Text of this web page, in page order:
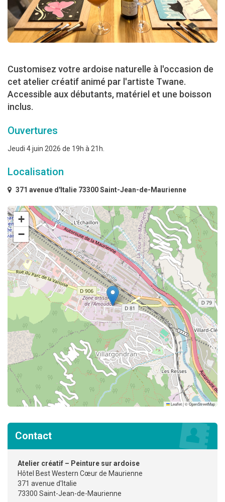
Customisez votre ardoise naturelle à l'occasion de
cet atelier créatif animé par l'artiste Twane.
Accessible aux débutants, matériel et une boisson
inclus.
Ouvertures
Jeudi 4 juin 2026 de 19h à 21h.
Localisation
371 avenue d'Italie 73300 Saint-Jean-de-Maurienne
+
−
Leaflet|©OpenStreetMap
Contact
Atelier créatif – Peinture sur ardoise
Hôtel Best Western Cœur de Maurienne
371 avenue d'Italie
73300 Saint-Jean-de-Maurienne